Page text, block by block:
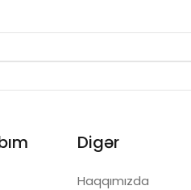
Digər
Haqqımızda